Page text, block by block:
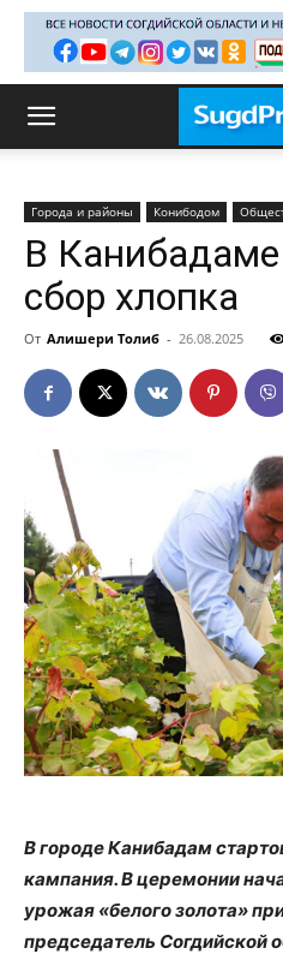
Города и районы Конибодом
В
сбор хлопка
От Алишери Толиб - 26.08.2025
В городе Канибадам
кампания. В церемонии
урожая «белого золота»
председатель Согдийской